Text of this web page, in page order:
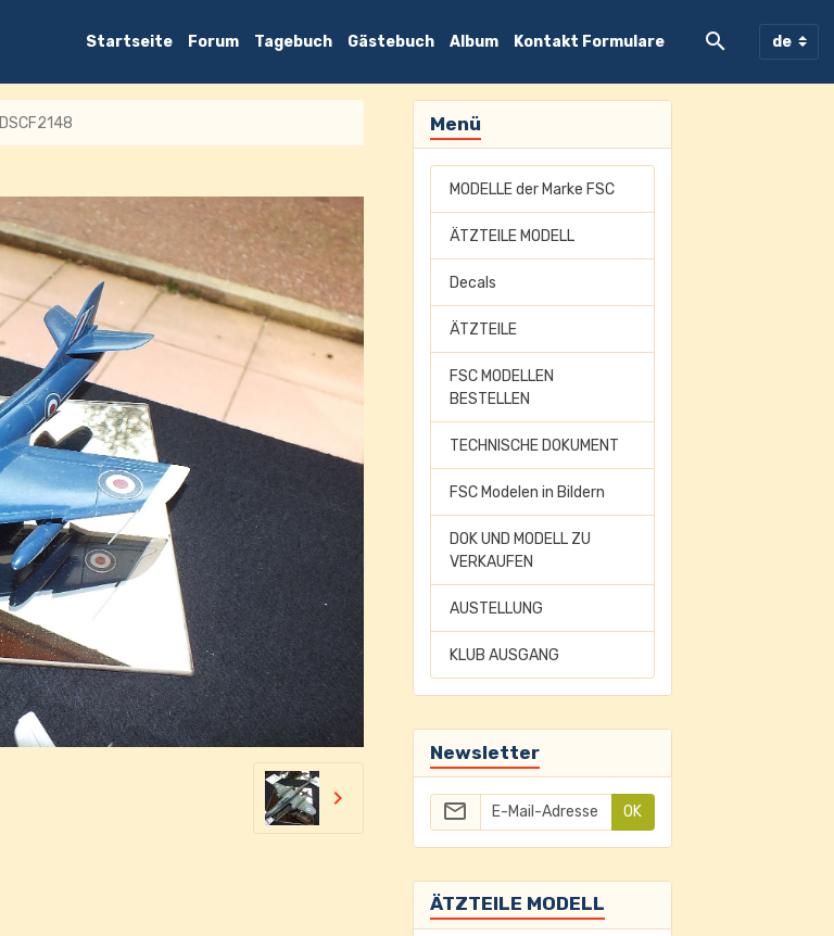
Startseite Forum Tagebuch Gästebuch Album Kontakt Formulare
DSCF2148 Menü
MODELLE der Marke FSC
ÄTZTEILE MODELL
Decals
ÄTZTEILE
FSC MODELLEN
BESTELLEN
TECHNISCHE DOKUMENT
FSC Modelen in Bildern
DOK UND MODELL ZU
VERKAUFEN
AUSTELLUNG
KLUB AUSGANG
Newsletter
OK
ÄTZTEILE MODELL